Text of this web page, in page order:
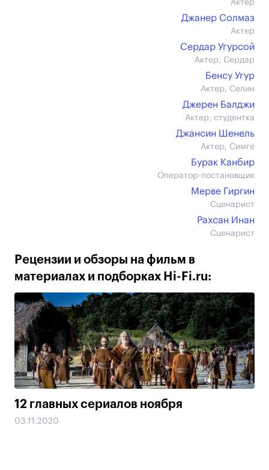
Актер
Джанер Солмаз
Актер
Сердар Угурсой
Актер, Сердар
Бенсу Угур
Актер, Селин
Джерен Балджи
Актер, студентка
Джансин Шенель
Актер, Симге
Бурак Канбир
Оператор-постановщик
Мерве Гиргин
Сценарист
Рахсан Инан
Сценарист
Рецензии и обзоры на фильм в
материалах и подборках Hi-Fi.ru:
12 главных сериалов ноября
03.11.2020